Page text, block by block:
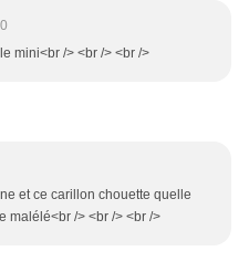
mini<br /> <br /> <br />
et ce carillon chouette quelle
malélé<br /> <br /> <br />